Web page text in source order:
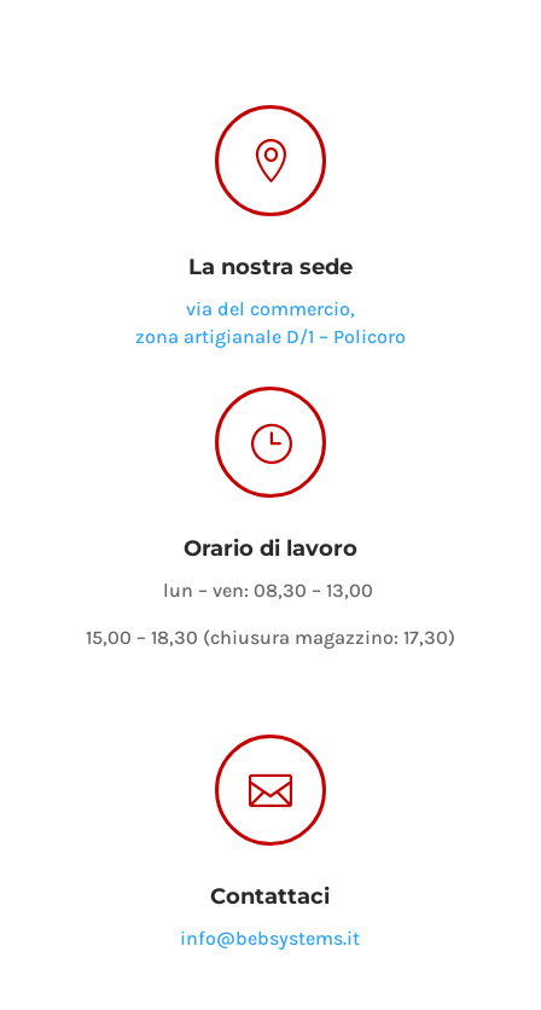

La nostra sede
via del commercio,
zona artigianale D/1 – Policoro
}
Orario di lavoro
lun – ven: 08,30 – 13,00
15,00 – 18,30 (chiusura magazzino: 17,30)

Contattaci
info@bebsystems.it